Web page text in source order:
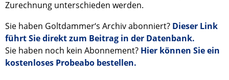
Zurechnung unterschieden werden.
Sie haben Goltdammer‘s Archiv abonniert? Dieser Link
führt Sie direkt zum Beitrag in der Datenbank.
Sie haben noch kein Abonnement? Hier können Sie ein
kostenloses Probeabo bestellen.